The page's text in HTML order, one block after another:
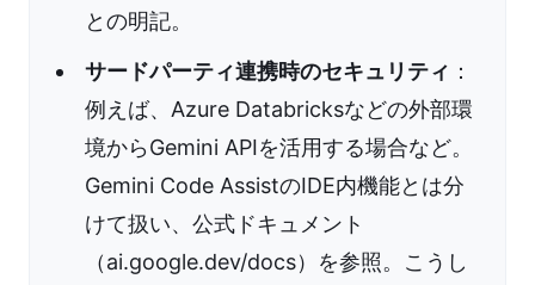
との明記。
サードパーティ連携時のセキュリティ ：
例えば、Azure Databricksなどの外部環
境からGemini APIを活用する場合など。
Gemini Code AssistのIDE内機能とは分
けて扱い、公式ドキュメント
（ai.google.dev/docs）を参照。こうし